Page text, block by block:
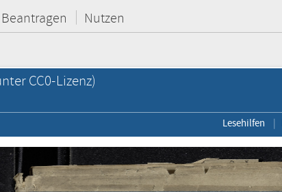
Beantragen Nutzen
CC0-Lizenz)
Lesehilfen